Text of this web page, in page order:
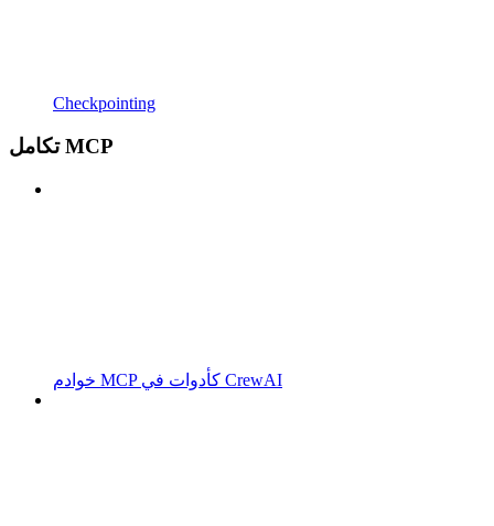
Checkpointing
تكامل MCP
خوادم MCP كأدوات في CrewAI